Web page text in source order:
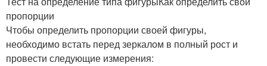
пропорции
Чтобы определить пропорции своей фигуры,
необходимо встать перед зеркалом в полный рост и
провести следующие измерения: